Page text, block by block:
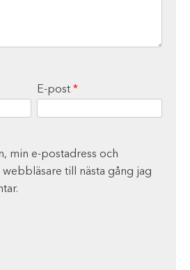
E-post *
min e-postadress och
till nästa gång jag